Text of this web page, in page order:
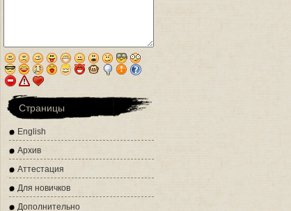
Страницы
English
Архив
Аттестация
Для новичков
Дополнительно